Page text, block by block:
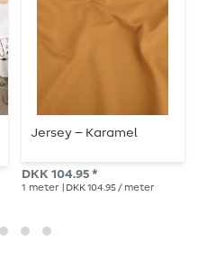
Jersey – Karamel
DKK 104.95 *
1 meter | DKK 104.95 / meter